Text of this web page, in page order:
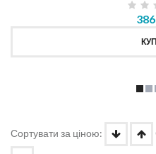
Сортувати за ціною: